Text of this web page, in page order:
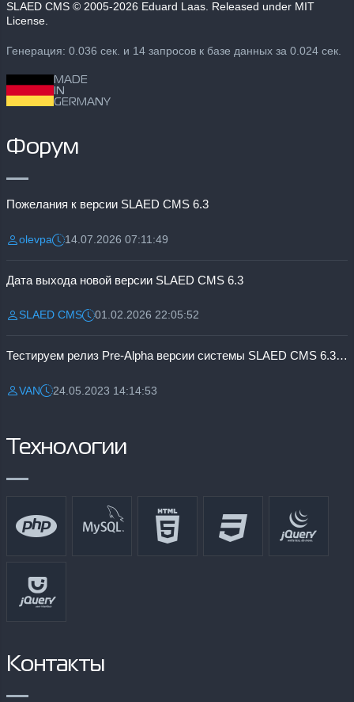
SLAED CMS © 2005-2026 Eduard Laas. Released under MIT
License.
Генерация: 0.036 сек. и 14 запросов к базе данных за 0.024 сек.
MADE
IN
GERMANY
Форум
Пожелания к версии SLAED CMS 6.3
Разместил:
olevpaДата:14.07.2026 07:11:49
Дата выхода новой версии SLAED CMS 6.3
Разместил:
SLAED CMSДата:01.02.2026 22:05:52
Тестируем релиз Pre-Alpha версии системы SLAED CMS 6.3 Pro
Разместил:
VANДата:24.05.2023 14:14:53
Технологии
Контакты